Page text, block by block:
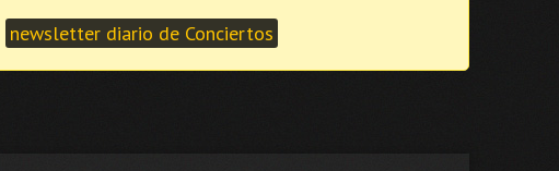
newsletter diario de Conciertos